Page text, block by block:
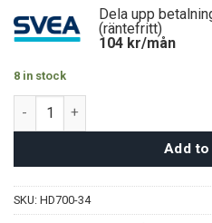
Dela upp
(räntefritt)
104 kr/mån
8 in stock
Al Sultan Golvfläkt quantity
Add
SKU: HD700-34